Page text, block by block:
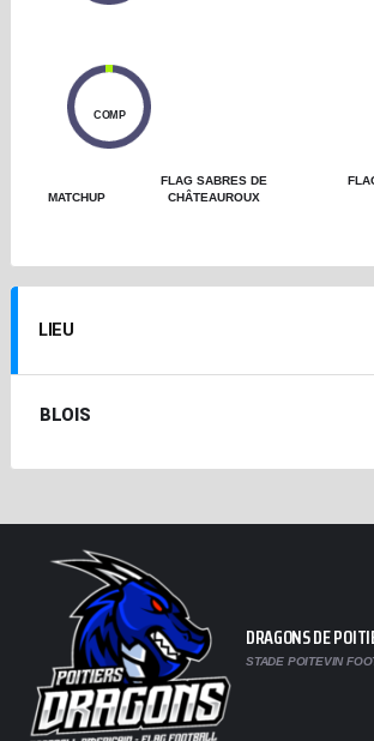
COMP
MATCHUP
FLAG SABRES DE
CHÂTEAUROUX
LIEU
BLOIS
DRAGONS DE
STADE POITEVIN